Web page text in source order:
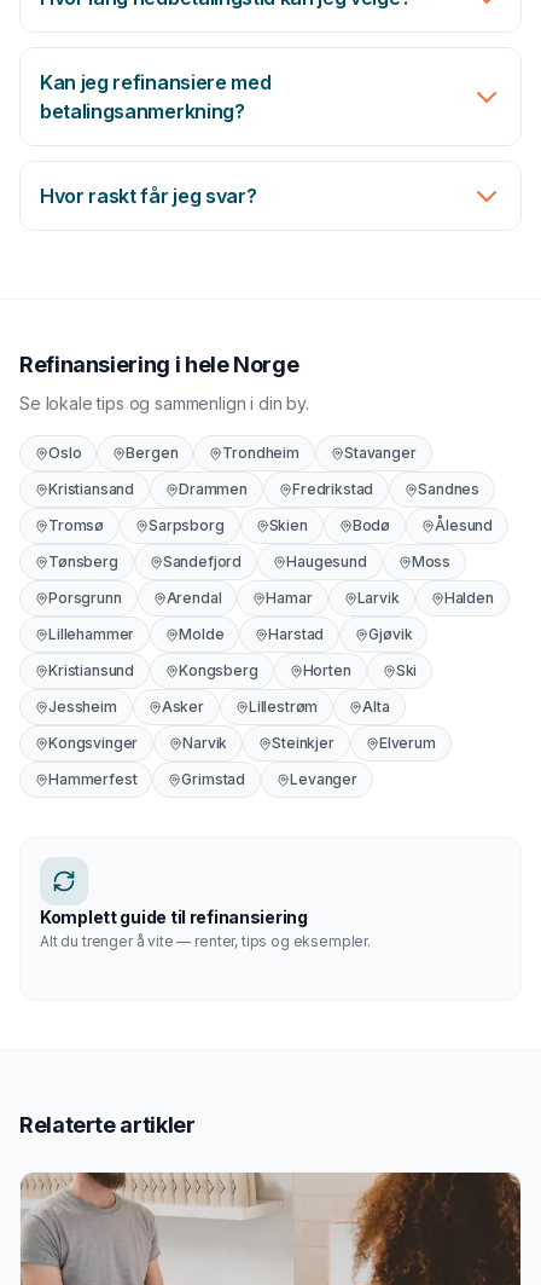
Digital signering med BankID — banken innfrir gammel
gjeld direkte
10,8%
5 år
Totalkostnad
Månedskostnad
Kan jeg refinansiere med
betalingsanmerkning?
Hvor raskt får jeg svar?
Refinansiering i hele Norge
Se lokale tips og sammenlign i din by.
Oslo Bergen Trondheim
Stavanger
Kristiansand
Drammen Fredrikstad
Sandnes
Tromsø
Sarpsborg Skien Bodø
Ålesund
Tønsberg
Sandefjord Haugesund
Moss
Porsgrunn
Arendal Hamar Larvik
Halden
Lillehammer
Molde Harstad
Gjøvik
Kristiansund
Kongsberg Horten
Ski
Jessheim
Asker Lillestrøm
Alta
Kongsvinger
Narvik Steinkjer
Elverum
Hammerfest
Grimstad Levanger
Komplett guide til refinansiering
Alt du trenger å vite — renter, tips og eksempler.
Relaterte artikler